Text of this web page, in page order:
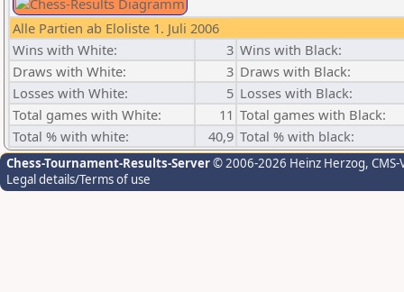
Alle Partien ab Eloliste 1. Juli 2006
Wins with White:
3 Wins with Black:
Draws with White:
3 Draws with Black:
Losses with White:
5 Losses with Black:
Total games with White:
11 Total games with Black:
Total % with white:
40,9 Total % with black:
Chess-Tournament-Results-Server© 2006-2026 Heinz Herzog,
Legal details/Terms of use